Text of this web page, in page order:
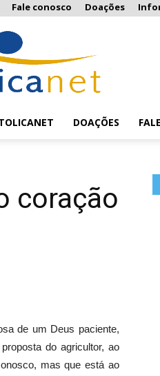
Fale conosco Doações
DOAÇÕES
coração
de um Deus paciente,
do agricultor, ao
mas que está ao